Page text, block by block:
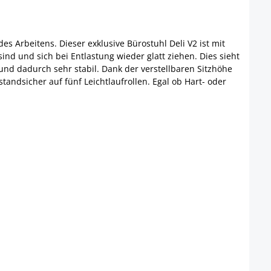
Arbeitens. Dieser exklusive Bürostuhl Deli V2 ist mit
und sich bei Entlastung wieder glatt ziehen. Dies sieht
dadurch sehr stabil. Dank der verstellbaren Sitzhöhe
auf fünf Leichtlaufrollen. Egal ob Hart- oder